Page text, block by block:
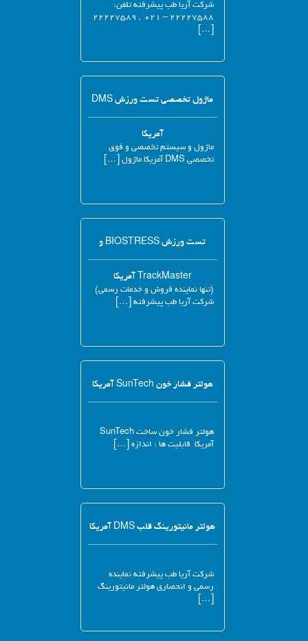
شرکت آریا طب پیشرفته تلفن:
۲۲۲۲۷۵۸۸ – ۰۲۱ , ۲۲۲۲۷۵۸۹
[…]
ماژول تخصصی تست ورزش DMS
آمریکا
ماژول و سیستم تخصصی و فوق
تخصصی DMS آمریکا ماژول […]
تست ورزش BIOSTRESS و
TrackMaster آمریکا
(تنها نماینده فروش و خدمات رسمی)
شرکت آریا طب پیشرفته […]
هولتر فشار خون SunTech آمریکا
هولتر فشار خون ساخت SunTech
آمریکا قابلیت ها : اندازه […]
هولتر مانیتورینگ قلب DMS آمریکا
شرکت آریا طب پیشرفته نماینده
رسمی و انحصاری هولتر مانیتورینگ
[…]